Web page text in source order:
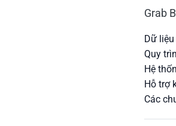
Grab
Dữ
Quy
Hệ
Hỗ trợ
Các